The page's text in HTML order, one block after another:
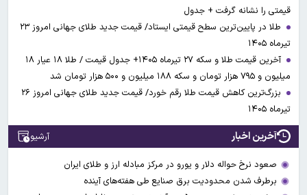
قیمتی را نشانه گرفت + جدول
طلا در پایین‌ترین سطح قیمتی ایستاد/ قیمت جدید طلای جهانی امروز ۲۳
تیرماه ۱۴۰۵
آخرین قیمت طلا و سکه ۲۷ تیرماه ۱۴۰۵+ جدول قیمت / طلا ۱۸ عیار ۱۸
میلیون و ۷۹۵ هزار تومان و سکه ۱۸۸ میلیون و ۵۰۰ هزار تومان شد
بزرگ‌ترین کاهش قیمت طلا رقم خورد/ قیمت جدید طلای جهانی امروز ۲۶
تیرماه ۱۴۰۵
آخرین اخبار آرشیو
صعود نرخ حواله دلار و یورو در مرکز مبادله ارز و طلای ایران
برطرف شدن محدودیت‌ برق صنایع طی هفته‌های آینده